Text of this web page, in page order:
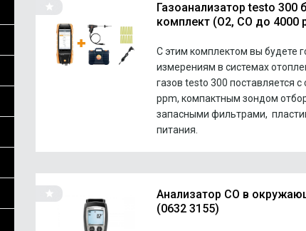
Газоанализатор testo 300
комплект (O2, CO до 4000
С этим комплектом вы будете
измерениям в системах
газов testo 300 поставляется
ppm, компактным зондом
запасными фильтрами,
питания.
Анализатор CO в
(0632 3155)